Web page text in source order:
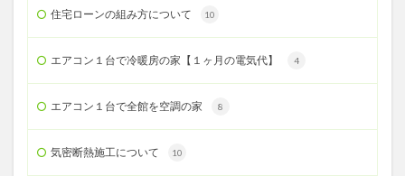
住宅ローンの組み方について 10
エアコン１台で冷暖房の家【１ヶ月の電気代】 4
エアコン１台で全館を空調の家 8
気密断熱施工について 10